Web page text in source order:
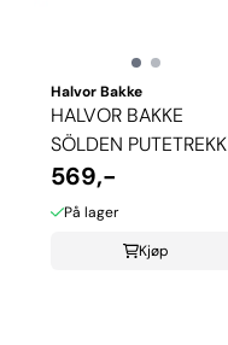
Halvor Bakke
HALVOR BAKKE
SÖLDEN PUTETREKK
569,-
På lager
Kjøp